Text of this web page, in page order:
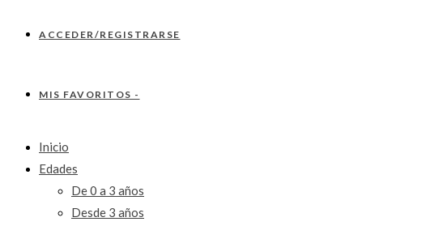
ACCEDER/REGISTRARSE
MIS FAVORITOS -
Inicio
Edades
De 0 a 3 años
Desde 3 años